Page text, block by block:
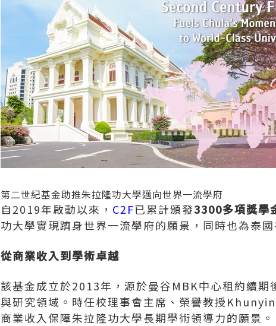
第二世紀基金助推朱拉隆功大學邁向世界一流學府
自2019年啟動以來， C2F已累計頒發3300多項獎學
功大學實現躋身世界一流學府的願景，同時也為泰
從商業收入到學術卓越
該基金成立於2013年，源於曼谷MBK中心租約續
與研究領域。時任校理事會主席、榮譽教授
商業收入保障朱拉隆功大學長期學術領導力的願景。